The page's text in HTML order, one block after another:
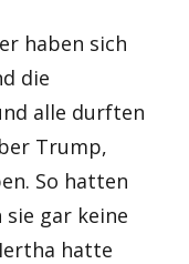
haben sich
die
alle durften
Trump,
So hatten
sie gar keine
hatte